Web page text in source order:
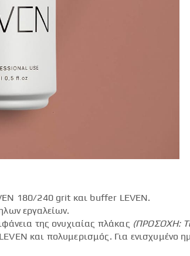
180/240 grit και buffer LEVEN.
εργαλείων.
της ονυχιαίας πλάκας (ΠΡΟΣΟΧΗ:
και πολυμερισμός. Για